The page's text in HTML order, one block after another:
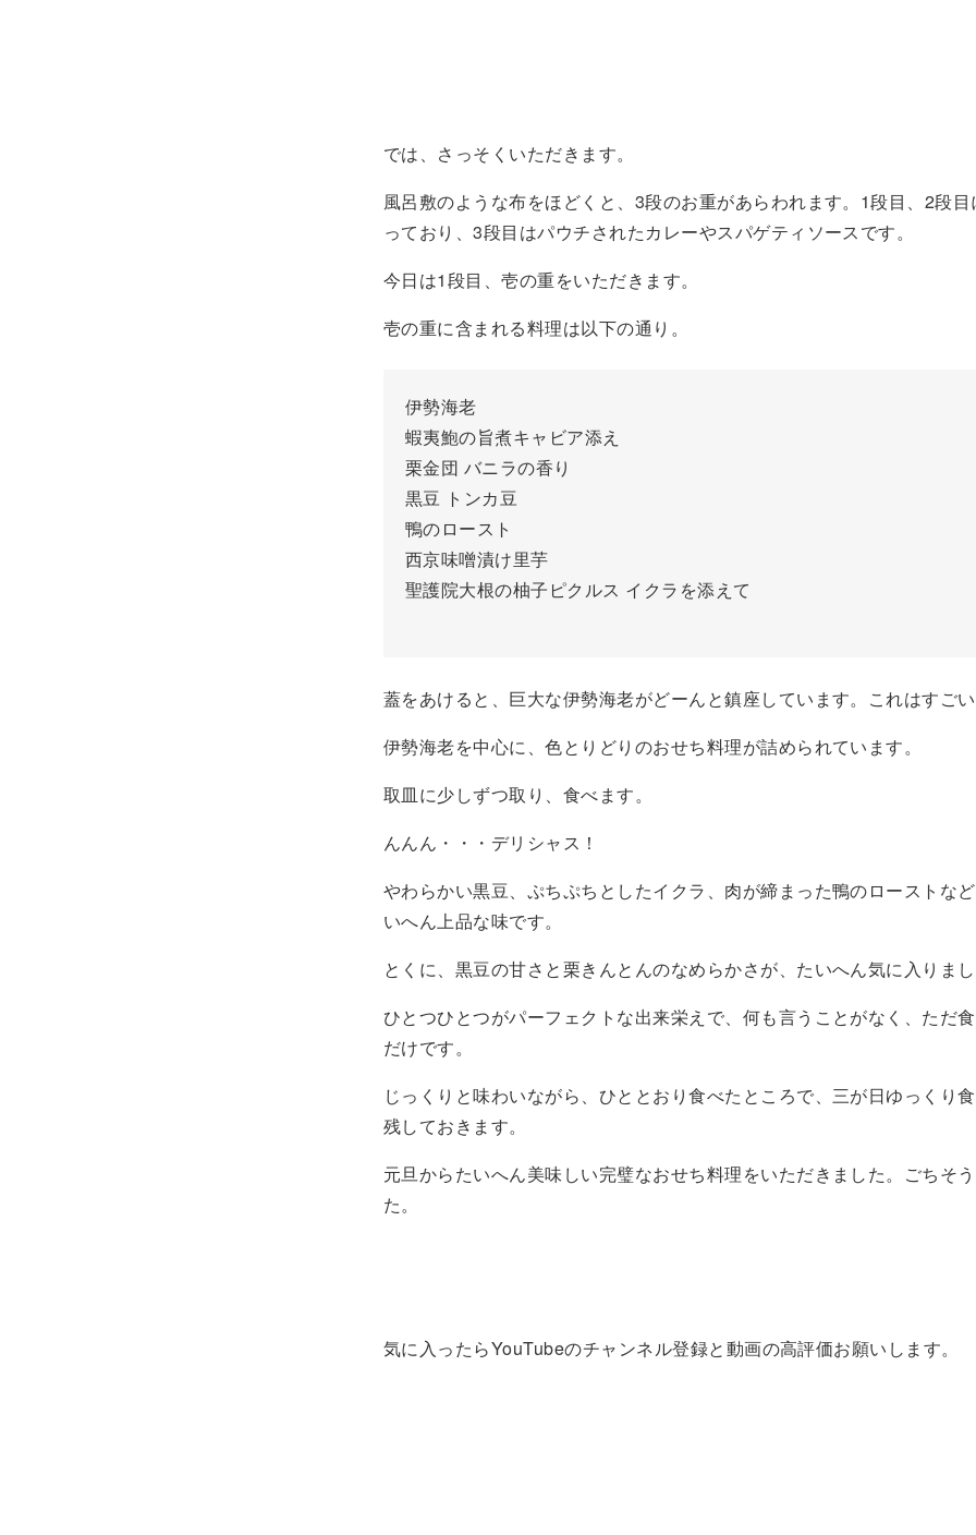
では、さっそくいただきます。
風呂敷のような布をほどくと、3段のお重があらわれます。1段目、2段
っており、3段目はパウチされたカレーやスパゲティソースです。
今日は1段目、壱の重をいただきます。
壱の重に含まれる料理は以下の通り。
伊勢海老
蝦夷鮑の旨煮キャビア添え
栗金団 バニラの香り
黒豆 トンカ豆
鴨のロースト
西京味噌漬け里芋
聖護院大根の柚子ピクルス イクラを添えて
蓋をあけると、巨大な伊勢海老がどーんと鎮座しています。これはすご
伊勢海老を中心に、色とりどりのおせち料理が詰められています。
取皿に少しずつ取り、食べます。
んんん・・・デリシャス！
やわらかい黒豆、ぷちぷちとしたイクラ、肉が締まった鴨のローストな
いへん上品な味です。
とくに、黒豆の甘さと栗きんとんのなめらかさが、たいへん気に入りま
ひとつひとつがパーフェクトな出来栄えで、何も言うことがなく、ただ
だけです。
じっくりと味わいながら、ひととおり食べたところで、三が日ゆっくり
残しておきます。
元旦からたいへん美味しい完璧なおせち料理をいただきました。ごちそ
た。
気に入ったらYouTubeのチャンネル登録と動画の高評価お願いします。